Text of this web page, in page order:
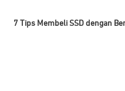
7 Tips Membeli SSD dengan